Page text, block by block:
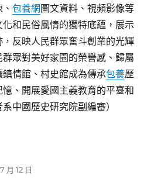
、包養網 圖文資料、視頻影像等
和民俗風情的獨特底蘊，展示
反映人民群眾奮斗創業的光輝
眾對美好家園的榮譽感、歸屬
情館、村史館成為傳承包養歷
、開展愛國主義教育的平臺和
系中國歷史研究院副編審）
月 12 日